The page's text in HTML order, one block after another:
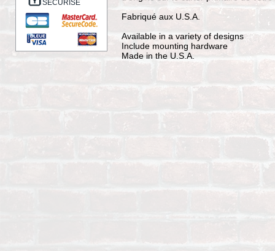
SÉCURISÉ
Fabriqué aux U.S.A.
Available in a variety of designs
Include mounting hardware
Made in the U.S.A.